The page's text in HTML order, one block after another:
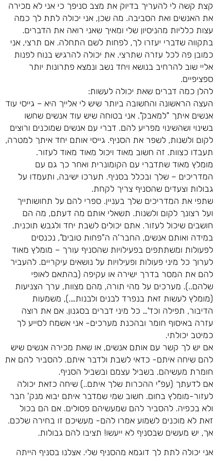
קצת קשה לי להעריך בדיוק את מצב סניפך כי אני לא מכירה
את האנשים ואת הסביבה. מה שכן, אני יכולה לתת לך כמה
עצות כלליות מהניסיון שלי ומאיך שאני רואה את הדברים.
בתקווה שדברי יעזרו לך, לפחות לשם התחלה. אם תרצי, אני
כמובן פה לכל עזרה שתרצי. את יכולה להרגיש בנוח לפנות
אליי שוב להרחיב בנושא ויחד נשב ונמצא פתרונות יותר
ספציפיים.
להלן כמה דברים שאת יכולה לעשות:
העצה הראשונה והחשובה ביותר שיש לי אלייך היא – גייסי עוד
אנשים איתך "למאבק". אני בטוחה שיש עוד אנשים שחשו
בשינוי ושהשינוי מפריע להם. דברי עם אנשים שמוכנים ורוצים
לקום ולשנות, לשפר את הסניף. גייסי אותם יחד איתך למטרה,
תעבדו כצוות. זה חשוב מאוד ויכול מאוד מאוד לעזור.
מומלץ מאוד שתדברי עם הקומונרית ואחר כך גם עם
המדריכים – שלך ובכלל בסניף. תערכו ישיבה, ותעמדו על
גבולות וצעדים שהסניף צריך לקחת.
שתפי את המדריכים שלך בעניין. ספרי להם על תחושותייך
ועל רצונך לקום ולשנות. תשאלי אותם מה דעתם, מה הם
חושבים שיכול לעזור. אתם יכולים לשבת יחד ולגבש תוכנית.
במידה ואותם אנשים, החבר'ה ה"פחות טובים", נכנסים
לפעולות ומשתתפים בפעילויות שהסניף עורך – מומלץ מאוד
לערוך כל מיני פעולות ופעילויות על נושאים עיקריים. להעביר
להם את המסר בדרך ישירה או עקיפה (בהתאם לאופי
שלהם..). מערכים על מהי תורה, מהם מצוות, ערך הצניעות
(מומלץ לעשות זאת בנפרד לבנים ולבנות….), משמעות
הדיבור, תפילה וכד'… כל מיני דברים בסגנון. אם את רוצה
עזרה באיסוף חומר ובהכנת מערכים- אני אשמח לסייע לך
כמיטב יכולתי.
אם יש לך קשר עם אותם אנשים, או שאת מכירה אנשים שיש
להם שיחה איתם- כדאי לשבת ולדבר איתם. להסביר להם את
חומרת מעשיהם. בשביל עצמם ובשביל הסניף.
אם לדעתך (עפ"י ההכרות שלך איתם..) שיחה כזאת יכולה
לעזור-מומלץ בחום. חשוב שמי שמדבר איתם יבוא מנק' חבר
ולא בכפיה. להסביר להם שמעשיהם פסולים. אם הם בכול
זאת לא מוכנים לשמוע אמרו להם- מעשיכם זו בחירה שלכם.
אך, יש מעשים שבסניף לא ייעשו! תציבו להם גבולות.
אני יכולה לתת לך דוגמא מהסניף שלי. אצלנו בסניף הייתה